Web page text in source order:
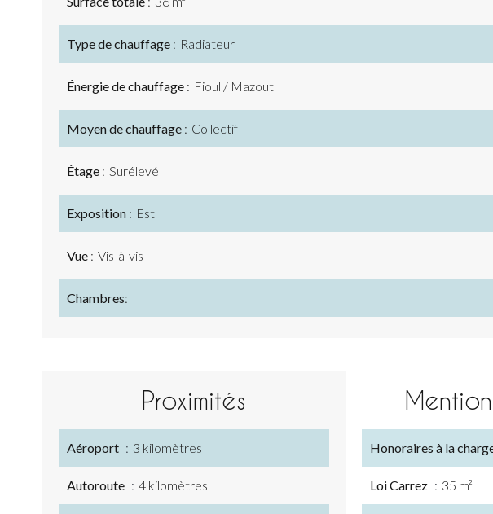
Type de chauffage Radiateur
Énergie de chauffage Fioul / Mazout
Moyen de chauffage Collectif
Étage Surélevé
Exposition Est
Vue Vis-à-vis
Chambres
Proximités
Aéroport 3 kilomètres
Autoroute 4 kilomètres
Honoraires à la
Loi Carrez 35 m²